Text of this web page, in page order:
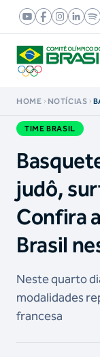
HOME NOTÍCIAS
TIME BRASIL
judô,
Confira
Brasil
Neste quarto
modalidades
francesa